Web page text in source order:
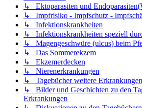
↳ Ektoparasiten und
↳ Impfrisiko - Impfschutz -
↳ Infektionskrankheiten
↳ Infektionskrankheiten speziell
↳ Magengeschwüre (ulcus) beim
↳ Das Sommerekzem
↳ Ekzemerdecken
↳ Nierenerkrankungen
↳ Tagebücher weitere Erkrankungen
↳ Bilder und Geschichten zu den
Erkrankungen